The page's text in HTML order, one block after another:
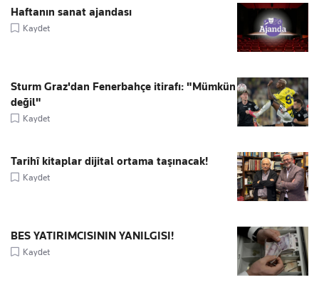
Haftanın sanat ajandası
Kaydet
Sturm Graz'dan Fenerbahçe itirafı: "Mümkün
değil"
Kaydet
Tarihî kitaplar dijital ortama taşınacak!
Kaydet
BES YATIRIMCISININ YANILGISI!
Kaydet